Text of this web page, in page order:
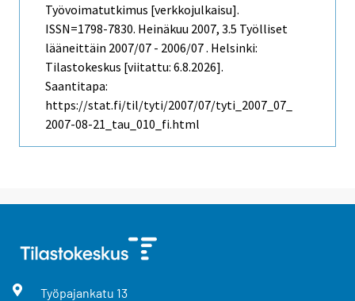
Työvoimatutkimus [verkkojulkaisu].
ISSN=1798-7830. Heinäkuu 2007, 3.5 Työlliset
lääneittäin 2007/07 - 2006/07 . Helsinki:
Tilastokeskus [viitattu: 6.8.2026].
Saantitapa:
https://stat.fi/til/tyti/2007/07/tyti_2007_07_
2007-08-21_tau_010_fi.html
Työpajankatu 13